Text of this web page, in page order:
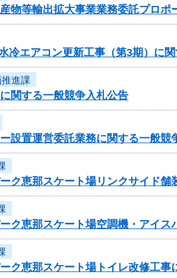
物等輸出拡大事業業務委託プロポ
冷エアコン更新工事（第3期）に
進課
関する一般競争入札公告
設置運営委託業務に関する一般競
ク恵那スケート場リンクサイド
ク恵那スケート場空調機・アイ
ク恵那スケート場トイレ改修工